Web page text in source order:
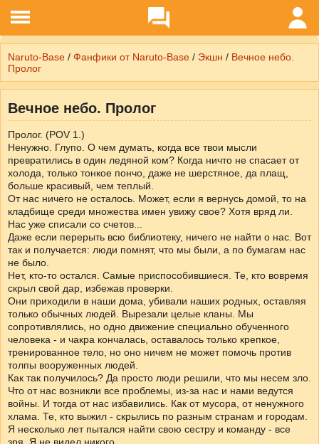
Naruto-Base / Фанфики от Naruto-Base / Экшн / Вечное небо.
Пролог
Вечное небо. Пролог
Пролог. (POV 1.)
Ненужно. Глупо. О чем думать, когда все твои мысли
превратились в один ледяной ком? Когда ничто не спасает от
холода, только тонкое пончо, даже не шерстяное, да плащ,
больше красивый, чем теплый.
От нас ничего не осталось. Может, если я вернусь домой, то на
кладбище среди множества имен увижу свое? Хотя вряд ли.
Нас уже списали со счетов...
Даже если перерыть всю библиотеку, ничего не найти о нас. Вот
так и получается: люди помнят, что мы были, а по бумагам нас
не было.
Нет, кто-то остался. Самые приспособившиеся. Те, кто вовремя
скрыл свой дар, избежав проверки.
Они приходили в наши дома, убивали наших родных, оставляя
только обычных людей. Вырезали целые кланы. Мы
сопротивлялись, но одно движение специально обученного
человека - и чакра кончалась, оставалось только крепкое,
тренированное тело, но оно ничем не может помочь против
толпы вооруженных людей.
Как так получилось? Да просто люди решили, что мы несем зло.
Что от нас возникли все проблемы, из-за нас и нами ведутся
войны. И тогда от нас избавились. Как от мусора, от ненужного
хлама. Те, кто выжил - скрылись по разным странам и городам.
Я несколько лет пытался найти свою сестру и команду - все